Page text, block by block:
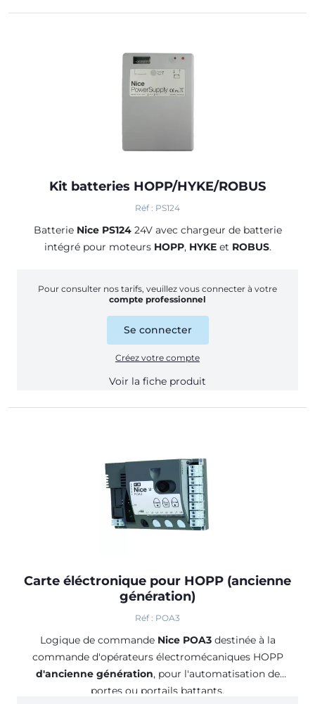
Kit batteries HOPP/HYKE/ROBUS
Réf : PS124
Batterie Nice PS124 24V avec chargeur de batterie
intégré pour moteurs HOPP, HYKEet ROBUS.
Pour consulter nos tarifs, veuillez vous connecter à votre
compte professionnel
Se connecter
Créez votre compte
Voir la fiche produit
Carte éléctronique pour HOPP (ancienne
génération)
Réf : POA3
Logique de commande Nice POA3 destinée à la
commande d'opérateurs électromécaniques HOPP
d'ancienne génération, pour l'automatisation de
portes ou portails battants.